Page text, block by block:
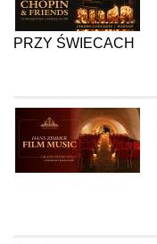
PRZY ŚWIECACH